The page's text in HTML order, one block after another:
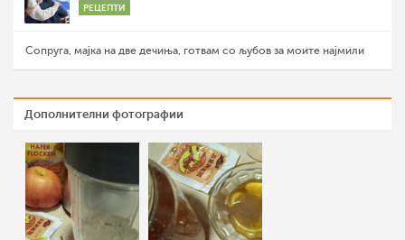
РЕЦЕПТИ
Сопруга, мајка на две дечиња, готвам со љубов за моите најмили
Дополнителни фотографии